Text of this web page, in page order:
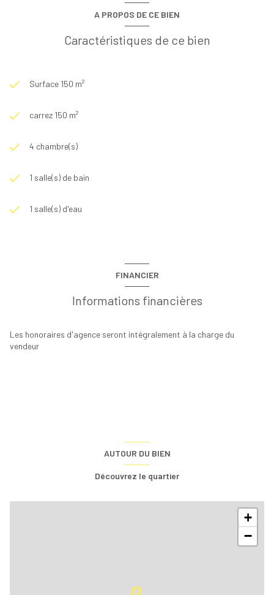
A PROPOS DE CE BIEN
Caractéristiques de ce bien
Surface 150 m²
carrez 150 m²
4 chambre(s)
1 salle(s) de bain
1 salle(s) d'eau
FINANCIER
Informations financières
Les honoraires d'agence seront intégralement à la charge du
vendeur
AUTOUR DU BIEN
Découvrez le quartier
+
−